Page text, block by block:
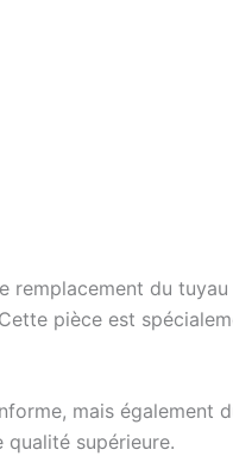
remplacement du tuyau
pièce est
mais également
supérieure.